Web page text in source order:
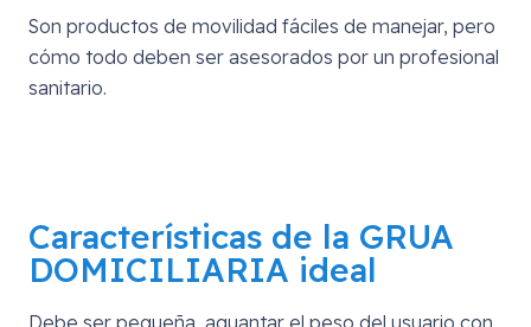
Son productos de movilidad fáciles de manejar, pero
cómo todo deben ser asesorados por un profesional
sanitario.
Características de la GRUA
DOMICILIARIA ideal
Debe ser pequeña, aguantar el peso del usuario con